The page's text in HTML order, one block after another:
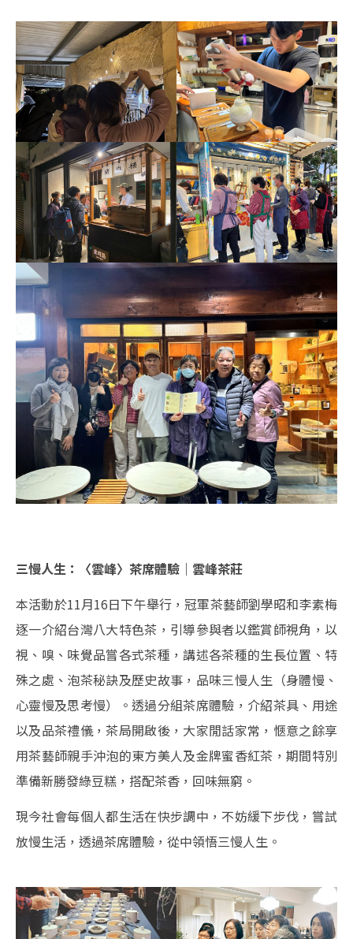
三慢人生：〈雲峰〉茶席體驗｜雲峰茶莊
本活動於11月16日下午舉行，冠軍茶藝師劉學昭和李素梅
逐一介紹台灣八大特色茶，引導參與者以鑑賞師視角，以
視、嗅、味覺品嘗各式茶種，講述各茶種的生長位置、特
殊之處、泡茶秘訣及歷史故事，品味三慢人生（身體慢、
心靈慢及思考慢）。透過分組茶席體驗，介紹茶具、用途
以及品茶禮儀，茶局開啟後，大家閒話家常，愜意之餘享
用茶藝師親手沖泡的東方美人及金牌蜜香紅茶，期間特別
準備新勝發綠豆糕，搭配茶香，回味無窮。
現今社會每個人都生活在快步調中，不妨緩下步伐，嘗試
放慢生活，透過茶席體驗，從中領悟三慢人生。